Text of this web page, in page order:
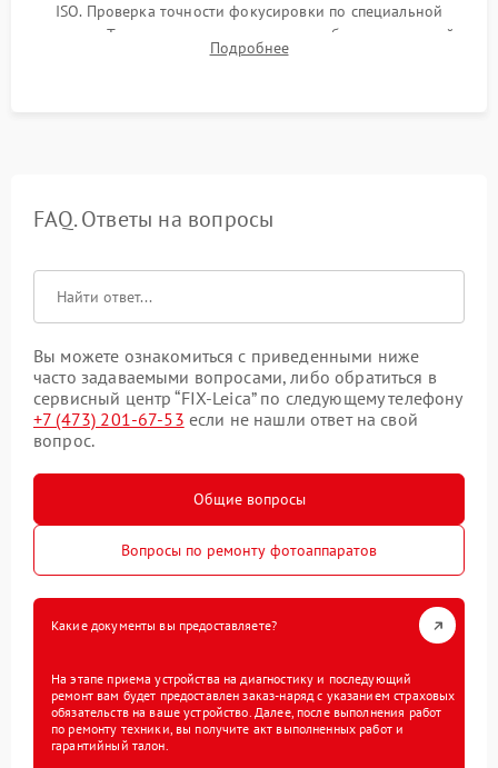
ISO. Проверка точности фокусировки по специальной
мишени. Тест записи на карту памяти, работы встроенной
вспышки, микрофона и всех кнопок управления.
Подробнее
FAQ. Ответы на вопросы
Вы можете ознакомиться с приведенными ниже
часто задаваемыми вопросами, либо обратиться в
сервисный центр “FIX-Leica” по следующему телефону
+7 (473) 201-67-53 если не нашли ответ на свой
вопрос.
Общие вопросы
Вопросы по ремонту фотоаппаратов
Какие документы вы предоставляете?
На этапе приема устройства на диагностику и последующий
ремонт вам будет предоставлен заказ-наряд с указанием страховых
обязательств на ваше устройство. Далее, после выполнения работ
по ремонту техники, вы получите акт выполненных работ и
гарантийный талон.